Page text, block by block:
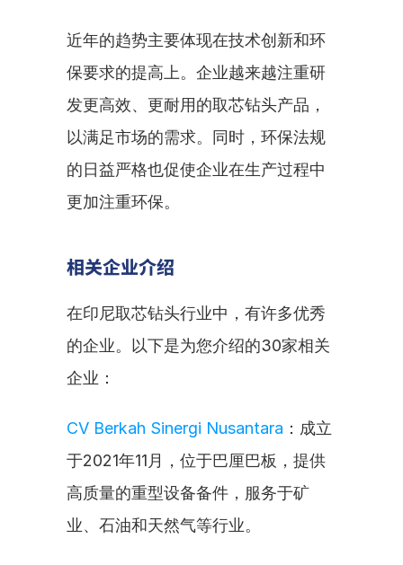
近年的趋势主要体现在技术创新和环
保要求的提高上。企业越来越注重研
发更高效、更耐用的取芯钻头产品，
以满足市场的需求。同时，环保法规
的日益严格也促使企业在生产过程中
更加注重环保。
相关企业介绍
在印尼取芯钻头行业中，有许多优秀
的企业。以下是为您介绍的30家相关
企业：
CV Berkah Sinergi Nusantara ：成立
于2021年11月，位于巴厘巴板，提供
高质量的重型设备备件，服务于矿
业、石油和天然气等行业。